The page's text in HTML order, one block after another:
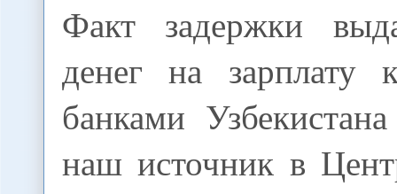
Факт задержки
денег на зарплату
банками
наш источник в